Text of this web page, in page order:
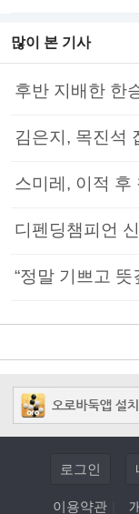
많이 본 기사
후반 지배한 한
김은지, 목진석
스미레, 이적 후
디펜딩챔피언
“정말 기쁘고
로그인
이용약관